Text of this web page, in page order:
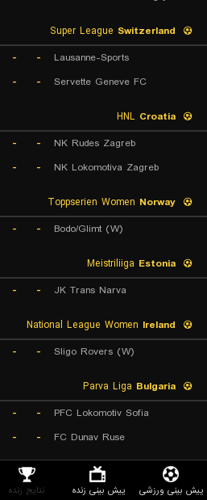
Switzerland
Lausanne-Sports
-
-
Servette Geneve FC
-
-
Croatia
NK Rudes Zagreb
-
-
NK Lokomotiva Zagreb
-
-
Norway
Bodo/Glimt (W)
-
-
Estonia
JK Trans Narva
-
-
Ireland
Sligo Rovers (W)
-
-
Bulgaria
PFC Lokomotiv Sofia
-
-
FC Dunav Ruse
-
-
Chile
پیش بینی ورزشی پیش بینی زنده نتایج زنده